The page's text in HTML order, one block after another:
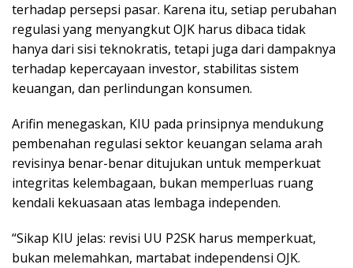
terhadap persepsi pasar. Karena itu, setiap perubahan
regulasi yang menyangkut OJK harus dibaca tidak
hanya dari sisi teknokratis, tetapi juga dari dampaknya
terhadap kepercayaan investor, stabilitas sistem
keuangan, dan perlindungan konsumen.
Arifin menegaskan, KIU pada prinsipnya mendukung
pembenahan regulasi sektor keuangan selama arah
revisinya benar-benar ditujukan untuk memperkuat
integritas kelembagaan, bukan memperluas ruang
kendali kekuasaan atas lembaga independen.
“Sikap KIU jelas: revisi UU P2SK harus memperkuat,
bukan melemahkan, martabat independensi OJK.